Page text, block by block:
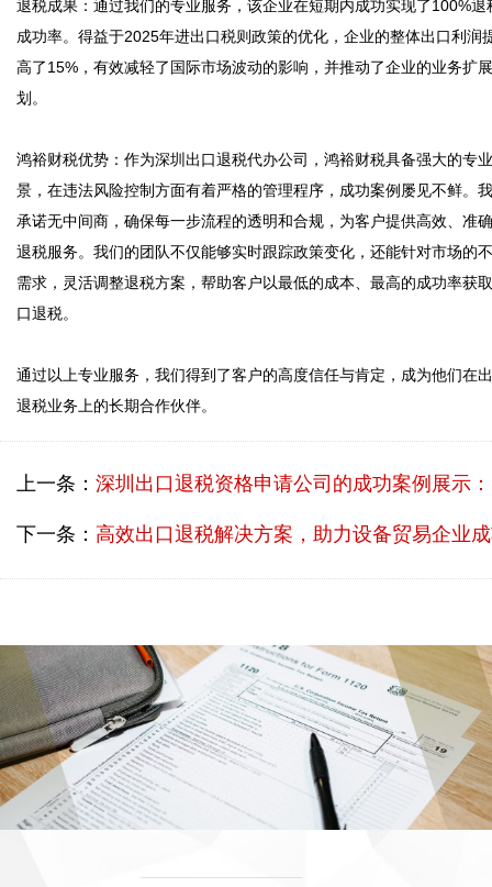
退税成果：通过我们的专业服务，该企业在短期内成功实现了100%退
成功率。得益于2025年进出口税则政策的优化，企业的整体出口利润
高了15%，有效减轻了国际市场波动的影响，并推动了企业的业务扩
划。
鸿裕财税优势：作为深圳出口退税代办公司，鸿裕财税具备强大的专
景，在违法风险控制方面有着严格的管理程序，成功案例屡见不鲜。
承诺无中间商，确保每一步流程的透明和合规，为客户提供高效、准
退税服务。我们的团队不仅能够实时跟踪政策变化，还能针对市场的
需求，灵活调整退税方案，帮助客户以最低的成本、最高的成功率获
口退税。
通过以上专业服务，我们得到了客户的高度信任与肯定，成为他们在
上一条： 深圳出口退税资格申请公司的成功案例展示：专业、高效、透明
下一条： 高效出口退税解决方案，助力设备贸易企业